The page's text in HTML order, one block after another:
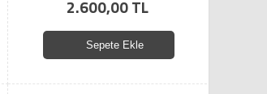
2.600,00 TL
Sepete Ekle